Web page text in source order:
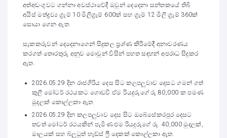
අත්අඩංගුවට ගන්නා අවස්ථාවේදී ඔවුන් දෙදෙනා සන්තකයේ තිබී
අයිස් මත්ද්‍රව්‍ය ග්‍රෑම් 10 මිලිග්‍රෑම් 600ක් සහ ග්‍රෑම් 12 මිලි ග්‍රෑම් 360ක්
සොයා ගෙන ඇත.
සැකකරුවන් දෙදෙනාගෙන් සිදුකල ප්‍රශ්ණ කිරීමේදී අනාවරණය
කරගත් තොරතුරු අනුව මොවුන් විසින් පහත සඳහන් අපරාධ සිදුකර
ඇත.
2026.05.29 දින රාජගිරිය දෙස සිට කලපලුවාව දෙසට ගමන් ගත්
කුලී මෝටර් රථයකට ගොඩවී ඒම රියදුරුගේ රු.80,000 ක පමණ
මුදලක් කොල්ලකා ඇත.
2026.05.29 දින කලපලුවාව දෙස සිට ඔබේසේකරපුර දෙසට
තවත් මෝටර් රථයකින් පැමිණ එම රියදුරුගේ රු. 40,000 මුදලක්,
මාලයක් සහ බ්ලූටූත් හෑඩ්ස් ෆ්‍රී දෙකක් කොල්ලකා ඇත.